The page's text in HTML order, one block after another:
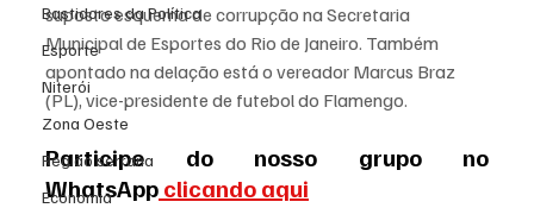
Bastidores da Política
Esporte
Niterói
Zona Oeste
Região serrana
Economia
suposto esquema de corrupção na Secretaria
Municipal de Esportes do Rio de Janeiro. Também
apontado na delação está o vereador Marcus Braz
(PL), vice-presidente de futebol do Flamengo.
Participe do nosso grupo no
WhatsApp clicando aqui